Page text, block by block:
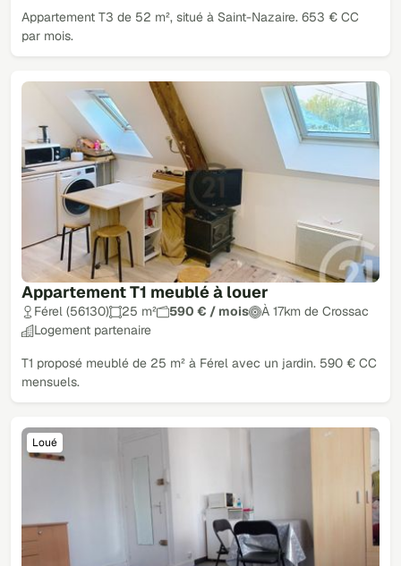
Appartement T3 de 52 m², situé à Saint-Nazaire. 653 € CC
par mois.
Appartement T1 meublé à louer
Férel (56130) 25 m² 590 € / mois
À 17km de Crossac
Logement partenaire
T1 proposé meublé de 25 m² à Férel avec un jardin. 590 € CC
mensuels.
Loué